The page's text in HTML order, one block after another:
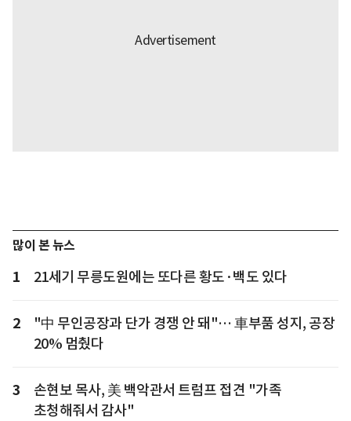
많이 본 뉴스
1 21세기 무릉도원에는 또다른 황도·백도 있다
2
"中 무인공장과 단가 경쟁 안 돼"… 車부품 성지, 공장
20% 멈췄다
3
손현보 목사, 美 백악관서 트럼프 접견 "가족
초청해줘서 감사"